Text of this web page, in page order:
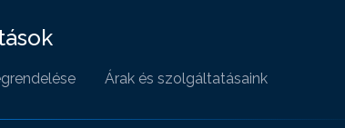
Árak és szolgáltatásaink